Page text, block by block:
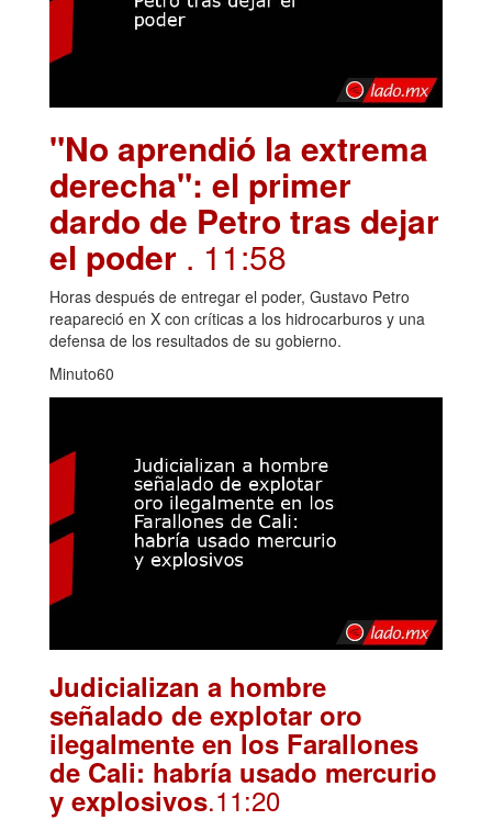
"No aprendió la extrema
derecha": el primer
dardo de Petro tras dejar
el poder . 11:58
Horas después de entregar el poder, Gustavo Petro
reapareció en X con críticas a los hidrocarburos y una
defensa de los resultados de su gobierno.
Minuto60
Judicializan a hombre
señalado de explotar oro
ilegalmente en los Farallones
de Cali: habría usado mercurio
y explosivos.11:20